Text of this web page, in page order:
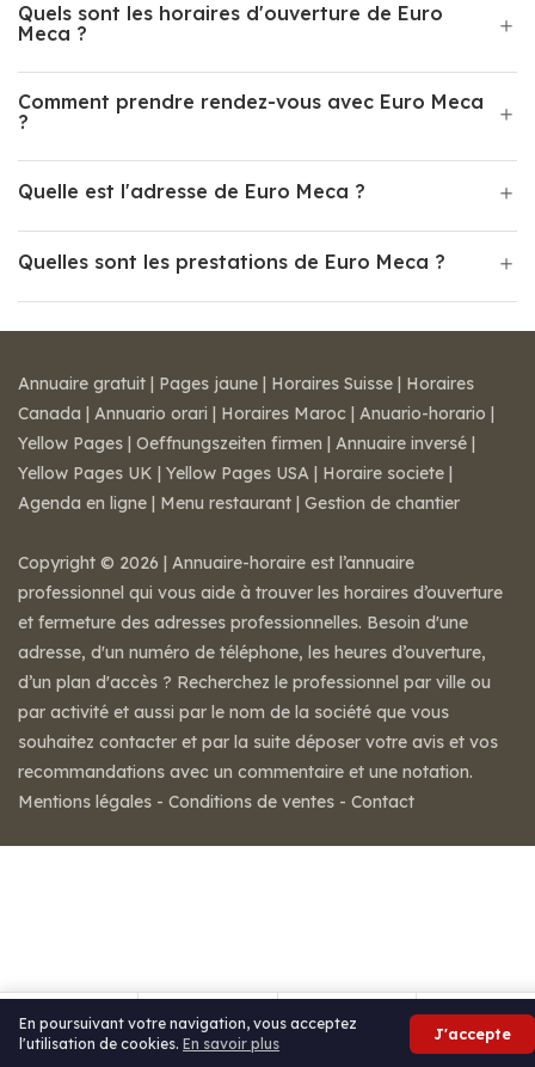
Itinéraire Avis
Quels sont les horaires d'ouverture de Euro
Meca ?
Comment prendre rendez-vous avec Euro Meca
?
Quelle est l'adresse de Euro Meca ?
Quelles sont les prestations de Euro Meca ?
En poursuivant votre navigation, vous acceptez
l'utilisation de cookies. En savoir plus
J'accepte
Annuaire gratuit | Pages jaune | Horaires Suisse | Horaires
Canada | Annuario orari | Horaires Maroc | Anuario-horario |
Yellow Pages | Oeffnungszeiten firmen | Annuaire inversé |
Yellow Pages UK | Yellow Pages USA | Horaire societe |
Agenda en ligne | Menu restaurant | Gestion de chantier
Copyright © 2026 | Annuaire-horaire est l’annuaire
professionnel qui vous aide à trouver les horaires d’ouverture
et fermeture des adresses professionnelles. Besoin d'une
adresse, d'un numéro de téléphone, les heures d’ouverture,
d’un plan d'accès ? Recherchez le professionnel par ville ou
par activité et aussi par le nom de la société que vous
souhaitez contacter et par la suite déposer votre avis et vos
recommandations avec un commentaire et une notation.
Mentions légales - Conditions de ventes - Contact